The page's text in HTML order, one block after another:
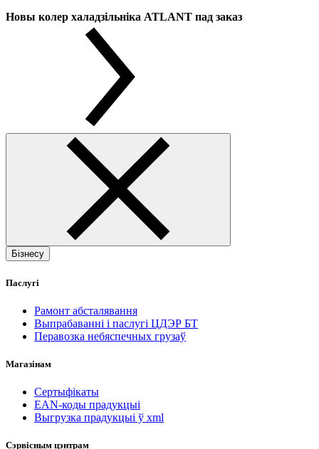
Новы колер халадзільніка ATLANT пад заказ
Бізнесу
Паслугі
Рамонт абсталявання
Выпрабаванні і паслугі ЦДЭР БТ
Перавозка небяспечных грузаў
Магазінам
Сертыфікаты
EAN-коды прадукцыі
Выгрузка прадукцыі ў xml
Сэрвісным цэнтрам